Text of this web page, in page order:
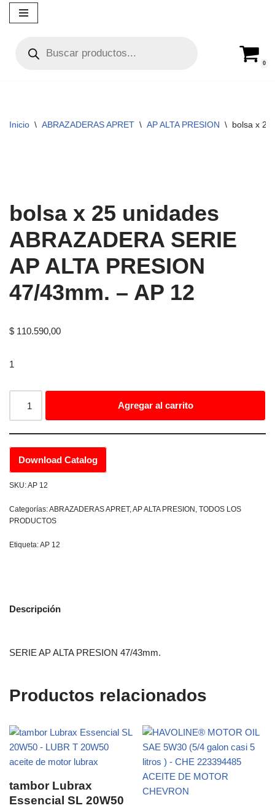
contenido
0
Inicio \ ABRAZADERAS APRET \ AP ALTA PRESION \ bolsa x 25
bolsa x 25 unidades
ABRAZADERA SERIE
AP ALTA PRESION
47/43mm. – AP 12
$ 110.590,00
1
Agregar al carrito
Download Catalog
SKU:AP 12
Categorías:ABRAZADERAS APRET,AP ALTA PRESION , TODOS LOS
PRODUCTOS
Etiqueta:AP 12
Descripción
SERIE AP ALTA PRESION 47/43mm.
Productos relacionados
tambor Lubrax
Essencial SL 20W50